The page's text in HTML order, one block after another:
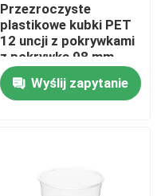
Przezroczyste
plastikowe kubki PET
12 uncji z pokrywkami
z pokrywką 98 mm
360 ml jednorazowe
Wyślij zapytanie